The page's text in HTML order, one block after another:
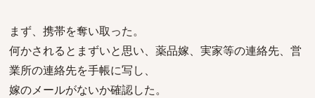
まず、携帯を奪い取った。
何かされるとまずいと思い、薬品嫁、実家等の連絡先、営
業所の連絡先を手帳に写し、
嫁のメールがないか確認した。